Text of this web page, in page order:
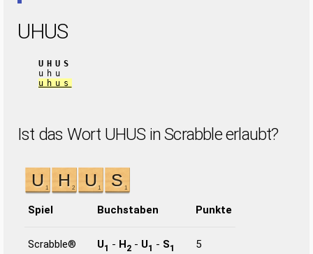
UHUS
UHUS
uhu
uhus
Ist das Wort UHUS in Scrabble erlaubt?
Spiel Buchstaben Punkte
Scrabble® U1 - H2 - U1 - S1 5